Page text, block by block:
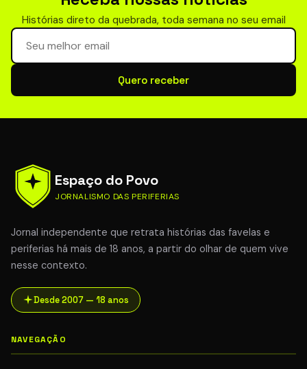
Histórias direto da quebrada, toda semana no seu email
Seu email para newsletter
Quero receber
Espaço do Povo
JORNALISMO DAS PERIFERIAS
Jornal independente que retrata histórias das favelas e
periferias há mais de 18 anos, a partir do olhar de quem vive
nesse contexto.
Desde 2007 — 18 anos
NAVEGAÇÃO